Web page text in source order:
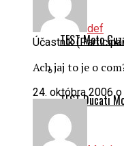
TEST Moto
TEST Ducati
def
Účastník
Ach jaj to je o
24. októbra 2006